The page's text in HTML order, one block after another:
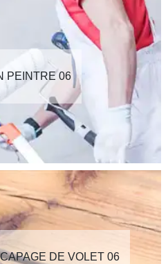
PEINTRE 06
DE VOLET 06